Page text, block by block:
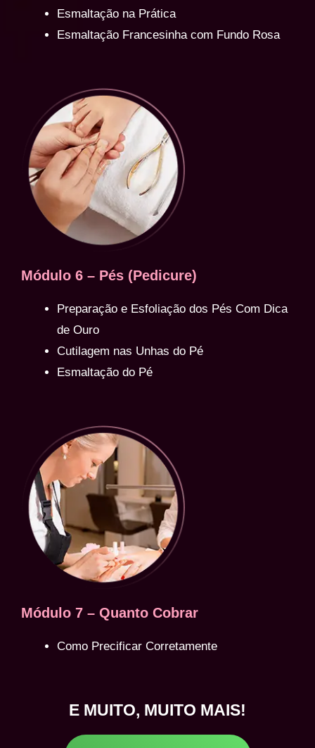
Esmaltação na Prática
Esmaltação Francesinha com Fundo Rosa
Módulo 6 – Pés (Pedicure)
Preparação e Esfoliação dos Pés Com Dica
de Ouro
Cutilagem nas Unhas do Pé
Esmaltação do Pé
Módulo 7 – Quanto Cobrar
Como Precificar Corretamente
E MUITO, MUITO MAIS!